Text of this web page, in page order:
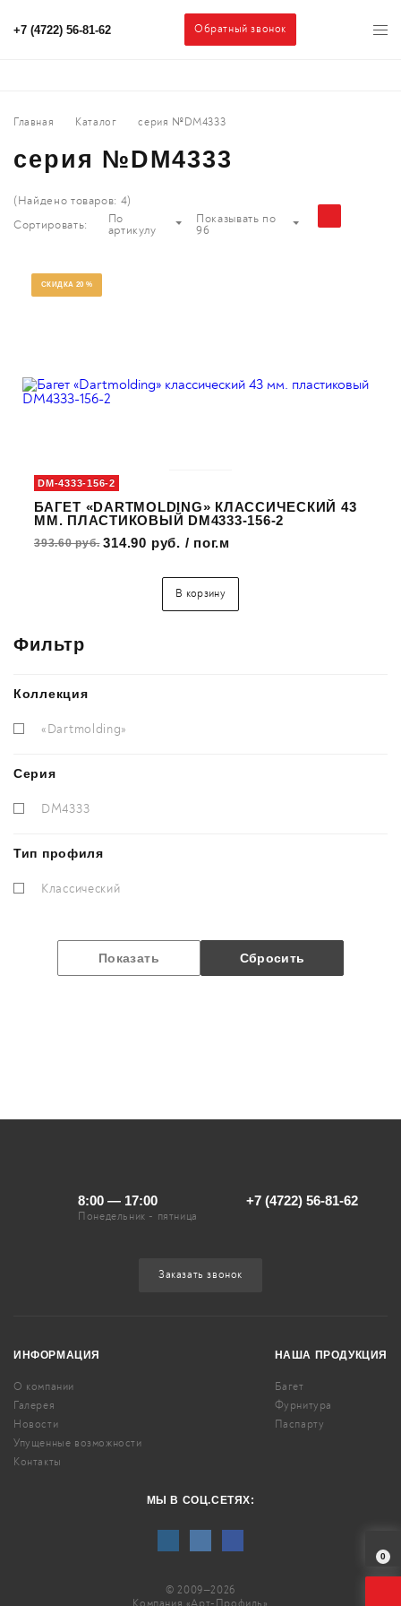
+7 (4722) 56-81-62 Обратный звонок
Главная Каталог серия №DM4333
серия №DM4333
Фильтр
Коллекция
«Dartmolding»
Серия
DM4333
Тип профиля
Классический
(Найдено товаров: 4)
Сортировать:
По
артикулу
Показывать по
96
СКИДКА 20 %
DM-4333-156-2
БАГЕТ «DARTMOLDING» КЛАССИЧЕСКИЙ 43
ММ. ПЛАСТИКОВЫЙ DM4333-156-2
393.60 руб. 314.90 руб. / пог.м
В корзину
8:00 — 17:00
Понедельник - пятница
+7 (4722) 56-81-62
Заказать звонок
МЫ В СОЦ.СЕТЯХ:
© 2009—2026
ИНФОРМАЦИЯ
О компании
Галерея
Новости
Упущенные возможности
Контакты
НАША ПРОДУКЦИЯ
Багет
Фурнитура
Паспарту
0